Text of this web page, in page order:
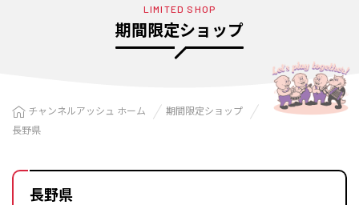
LIMITED SHOP
期間限定ショップ
チャンネルアッシュ ホーム
期間限定ショップ
長野県
長野県